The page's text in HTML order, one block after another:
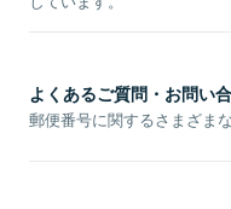
よくあるご質問・お問い
郵便番号に関するさまざま